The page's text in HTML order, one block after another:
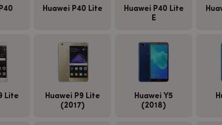
Huawei P40 Lite
Huawei P40 Lite
E
Lite
Huawei P9 Lite
(2017)
Huawei Y5
(2018)